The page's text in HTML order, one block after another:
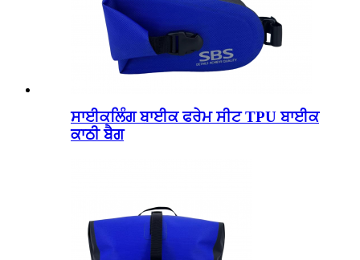
ਸਾਈਕਲਿੰਗ ਬਾਈਕ ਫਰੇਮ ਸੀਟ TPU ਬਾਈਕ
ਕਾਠੀ ਬੈਗ